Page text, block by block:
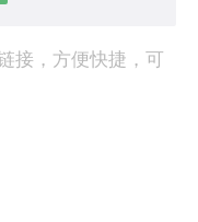
接，方便快捷，可